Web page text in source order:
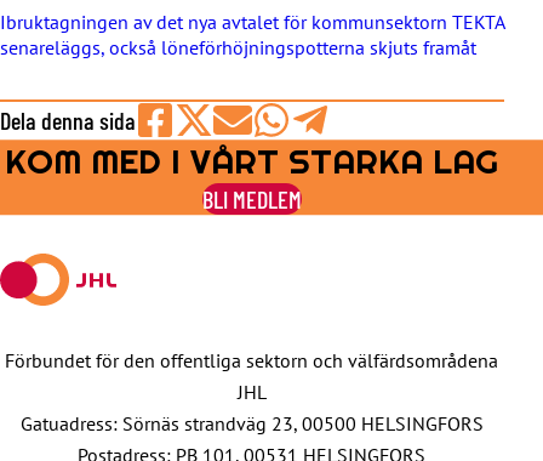
Ibruktagningen av det nya avtalet för kommunsektorn TEKTA
senareläggs, också löneförhöjningspotterna skjuts framåt
Dela denna sida
Share
on
Facebook
Share
on
Share
by
E-
Share
on
WhatsApp
Share
on
Telegram
KOM MED I VÅRT STARKA LAG
BLI MEDLEM
Förbundet för den offentliga sektorn och välfärdsområdena
JHL
Gatuadress: Sörnäs strandväg 23, 00500 HELSINGFORS
Postadress: PB 101, 00531 HELSINGFORS